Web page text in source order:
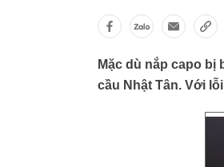
Mặc dù nắp capo bị
cầu Nhật Tân. Với